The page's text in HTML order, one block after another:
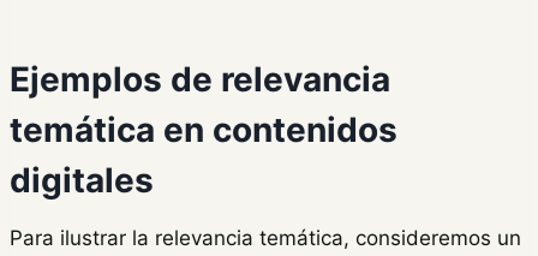
Ejemplos de relevancia
temática en contenidos
digitales
Para ilustrar la relevancia temática, consideremos un